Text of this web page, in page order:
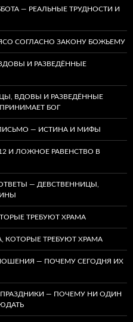
— РЕАЛЬНЫЕ ТРУДНОСТИ И
СОГЛАСНО ЗАКОНУ БОЖЬЕМУ
И РАЗВЕДЁННЫЕ
ВДОВЫ И РАЗВЕДЁННЫЕ
БОГ
— ИСТИНА И МИФЫ
И ЛОЖНОЕ РАВЕНСТВО В
— ДЕВСТВЕННИЦЫ,
ТРЕБУЮТ ХРАМА
КОТОРЫЕ ТРЕБУЮТ ХРАМА
— ПОЧЕМУ СЕГОДНЯ ИХ
— ПОЧЕМУ НИ ОДИН